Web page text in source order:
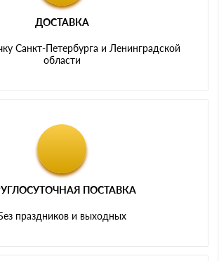
ДОСТАВКА
Санкт-Петербурга и Ленинградской
области
ПОСТАВКА
праздников и выходных